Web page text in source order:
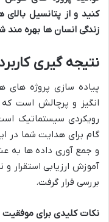
کنید و از پتانسیل
زندگی انسان ها بهره مند
نتیجه گیری
پیاده سازی پروژه
انگیز و پرچالش است که
رویکردی سیستماتیک
گام برای هدایت شما در
و جمع آوری داده ها به
آموزش ارزیابی استقرار
بررسی قرار گرفت.
نکات کلیدی برای